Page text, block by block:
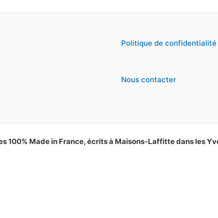
Politique de confidentialité
Nous contacter
100% Made in France, écrits à Maisons-Laffitte dans les